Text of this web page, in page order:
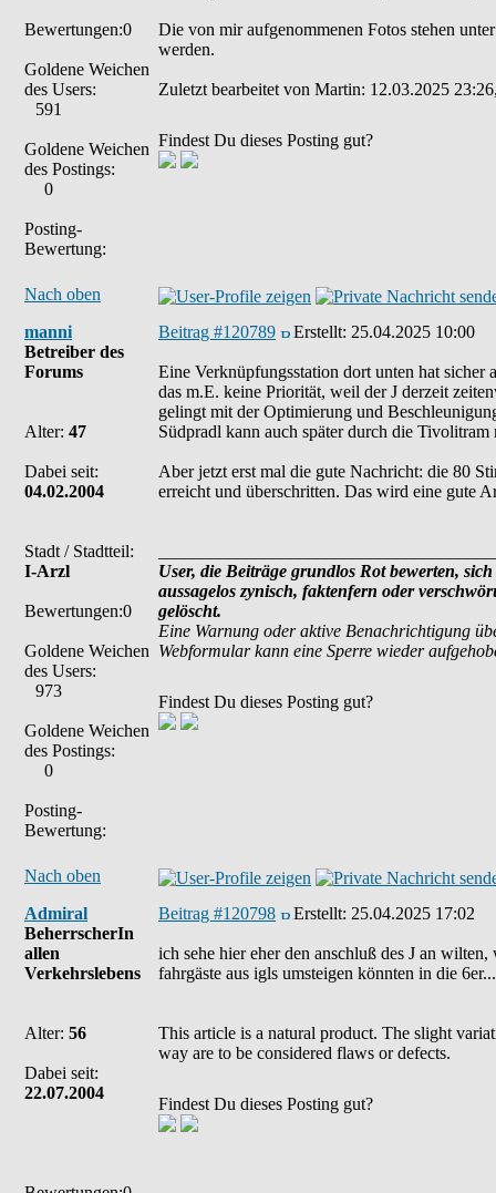
Bewertungen:0
Goldene Weichen
des Users:
591
Goldene Weichen
des Postings:
0
Posting-
Bewertung:
Die von mir aufgenommenen Fotos stehen
werden.
Zuletzt bearbeitet von Martin: 12.03.2025
Findest Du dieses Posting gut?
Nach oben
manni
Betreiber des
Forums
Alter: 47
Dabei seit:
04.02.2004
Stadt / Stadtteil:
I-Arzl
Bewertungen:0
Goldene Weichen
des Users:
973
Goldene Weichen
des Postings:
0
Posting-
Bewertung:
Beitrag #120789 Erstellt: 25.04.2025 10:00
Eine Verknüpfungsstation dort unten hat
das m.E. keine Priorität, weil der J derzeit
gelingt mit der Optimierung und
Südpradl kann auch später durch die
Aber jetzt erst mal die gute Nachricht: die 80
erreicht und überschritten. Das wird eine gute
User, die Beiträge grundlos Rot bewerten,
aussagelos zynisch, faktenfern oder
gelöscht.
Eine Warnung oder aktive Benachrichtigung
Webformular kann eine Sperre wieder
Findest Du dieses Posting gut?
Nach oben
Admiral
BeherrscherIn
allen
Verkehrslebens
Alter: 56
Dabei seit:
22.07.2004
Beitrag #120798 Erstellt: 25.04.2025 17:02
ich sehe hier eher den anschluß des J an
fahrgäste aus igls umsteigen könnten in die
This article is a natural product. The slight
way are to be considered flaws or defects.
Findest Du dieses Posting gut?